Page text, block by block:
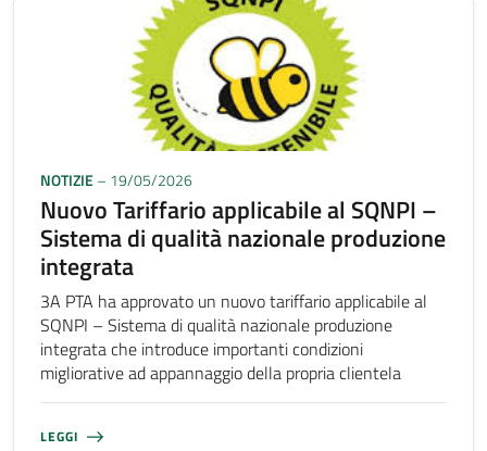
NOTIZIE– 19/05/2026
Nuovo Tariffario applicabile al SQNPI –
Sistema di qualità nazionale produzione
integrata
3A PTA ha approvato un nuovo tariffario applicabile al
SQNPI – Sistema di qualità nazionale produzione
integrata che introduce importanti condizioni
migliorative ad appannaggio della propria clientela
LEGGI